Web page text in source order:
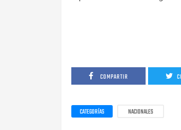
COMPARTIR
CATEGORÍAS NACIONALES